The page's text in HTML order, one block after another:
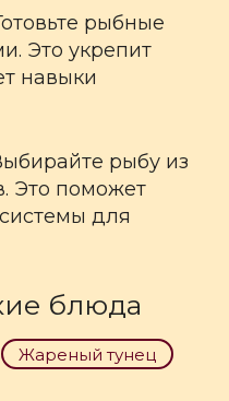
рыбные
Это укрепит
навыки
рыбу из
Это поможет
для
блюда
Жареный тунец